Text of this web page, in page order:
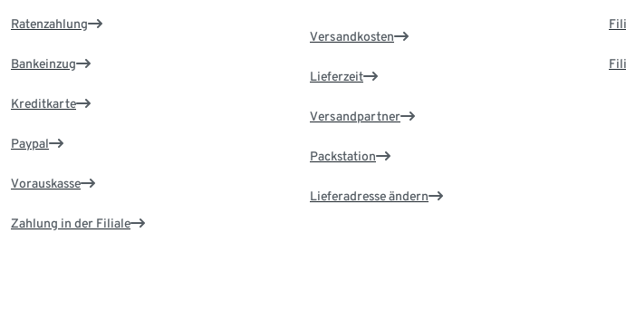
Ratenzahlung
Bankeinzug
Kreditkarte
Paypal
Vorauskasse
Zahlung in der Filiale
Versandkosten
Lieferzeit
Versandpartner
Packstation
Lieferadresse ändern